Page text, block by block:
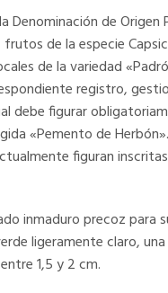
Denominación de Origen
de la especie
de la variedad
registro,
debe figurar
«Pemento de
figuran
inmaduro precoz para
ligeramente claro,
1,5 y 2 cm.